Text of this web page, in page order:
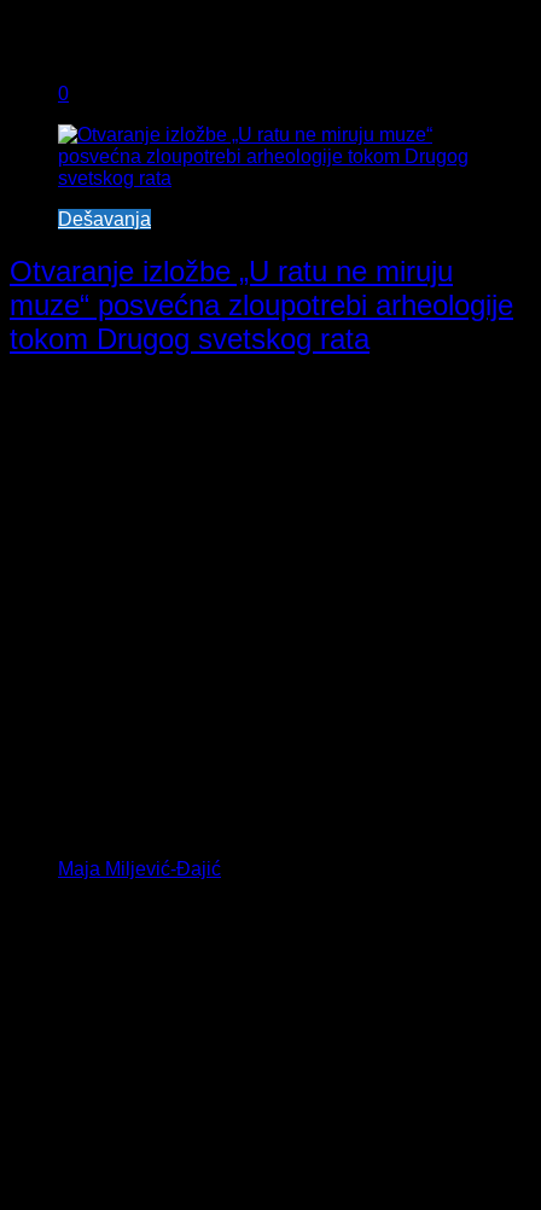
0
Dešavanja
Otvaranje izložbe „U ratu ne miruju
muze“ posvećna zloupotrebi arheologije
tokom Drugog svetskog rata
Maja Miljević-Đajić